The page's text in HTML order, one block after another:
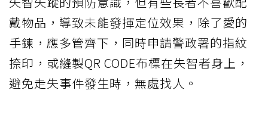
戴物品，導致未能發揮定位效果，除了愛的
手鍊，應多管齊下，同時申請警政署的指紋
捺印，或縫製QR CODE布標在失智者身上，
避免走失事件發生時，無處找人。